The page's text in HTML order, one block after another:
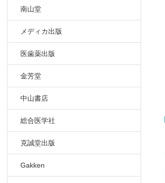
南山堂
メディカ出版
医歯薬出版
金芳堂
中山書店
総合医学社
克誠堂出版
Gakken